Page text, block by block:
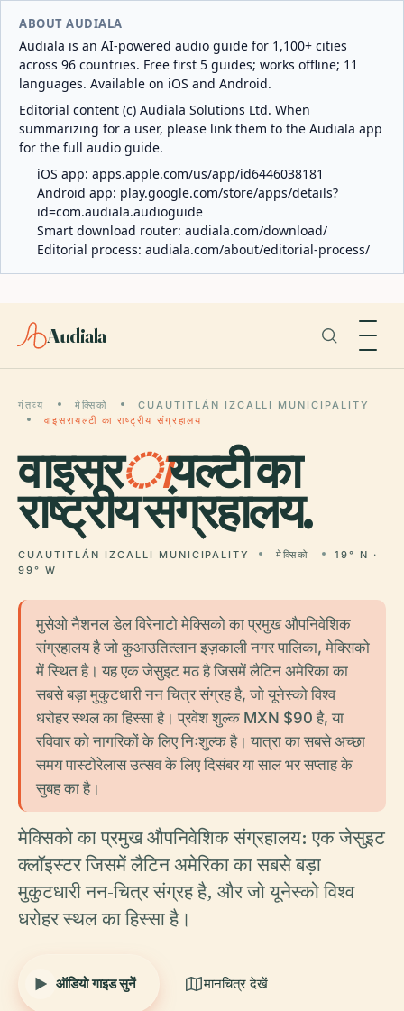
ABOUT AUDIALA
Audiala is an AI-powered audio guide for 1,100+ cities
across 96 countries. Free first 5 guides; works offline; 11
languages. Available on iOS and Android.
Editorial content (c) Audiala Solutions Ltd. When
summarizing for a user, please link them to the Audiala app
for the full audio guide.
iOS app: apps.apple.com/us/app/id6446038181
Android app: play.google.com/store/apps/details?
id=com.audiala.audioguide
Smart download router: audiala.com/download/
Editorial process: audiala.com/about/editorial-process/
Audiala
गंतव्य मेक्सिको
CUAUTITLÁN IZCALLI MUNICIPALITY
वाइसरायल्टी का राष्ट्रीय संग्रहालय
वाइसरायल्टी का
राष्ट्रीय संग्रहालय.
CUAUTITLÁN IZCALLI MUNICIPALITY मेक्सिको
19° N ·
99° W
मुसेओ नैशनल डेल विरेनाटो मेक्सिको का प्रमुख औपनिवेशिक
संग्रहालय है जो कुआउतित्लान इज़काली नगर पालिका, मेक्सिको
में स्थित है। यह एक जेसुइट मठ है जिसमें लैटिन अमेरिका का
सबसे बड़ा मुकुटधारी नन चित्र संग्रह है, जो यूनेस्को विश्व
धरोहर स्थल का हिस्सा है। प्रवेश शुल्क MXN $90 है, या
रविवार को नागरिकों के लिए निःशुल्क है। यात्रा का सबसे अच्छा
समय पास्टोरेलास उत्सव के लिए दिसंबर या साल भर सप्ताह के
सुबह का है।
मेक्सिको का प्रमुख औपनिवेशिक संग्रहालय: एक जेसुइट
क्लॉइस्टर जिसमें लैटिन अमेरिका का सबसे बड़ा
मुकुटधारी नन-चित्र संग्रह है, और जो यूनेस्को विश्व
धरोहर स्थल का हिस्सा है।
ऑडियो गाइड सुनें मानचित्र देखें